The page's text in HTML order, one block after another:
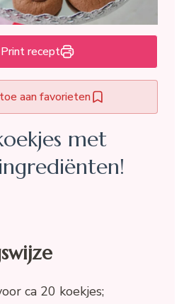
Print recept
aan favorieten
met
ca 20 koekjes;